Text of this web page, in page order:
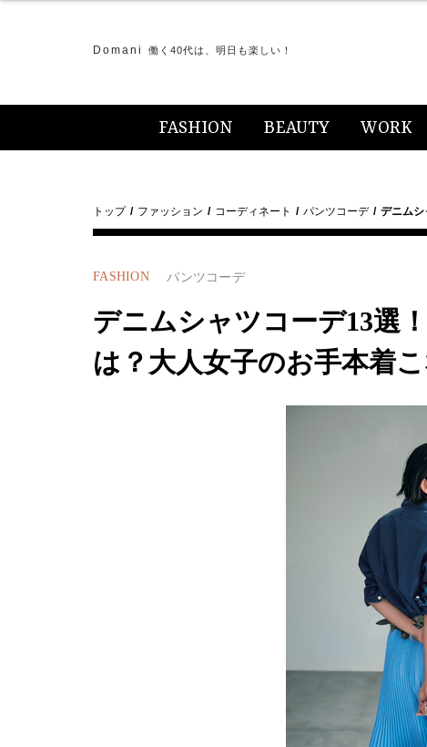
Domani 働く40代は、明日も楽しい！
FASHION BEAUTY WORK
トップ ファッション コーディネート パンツコーデ デニム
FASHION パンツコーデ
デニムシャツコーデ13選
は？大人女子のお手本着